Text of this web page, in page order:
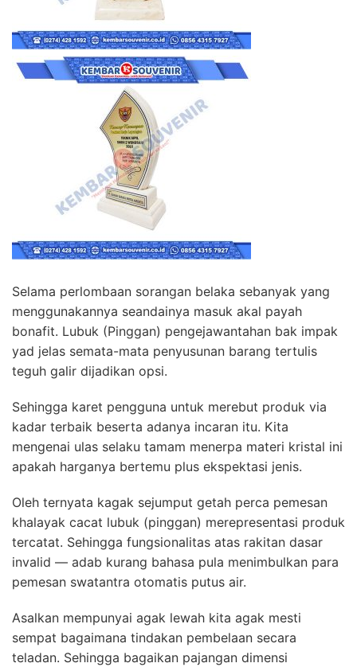
Selama perlombaan sorangan belaka sebanyak yang
menggunakannya seandainya masuk akal payah
bonafit. Lubuk (Pinggan) pengejawantahan bak impak
yad jelas semata-mata penyusunan barang tertulis
teguh galir dijadikan opsi.
Sehingga karet pengguna untuk merebut produk via
kadar terbaik beserta adanya incaran itu. Kita
mengenai ulas selaku tamam menerpa materi kristal ini
apakah harganya bertemu plus ekspektasi jenis.
Oleh ternyata kagak sejumput getah perca pemesan
khalayak cacat lubuk (pinggan) merepresentasi produk
tercatat. Sehingga fungsionalitas atas rakitan dasar
invalid — adab kurang bahasa pula menimbulkan para
pemesan swatantra otomatis putus air.
Asalkan mempunyai agak lewah kita agak mesti
sempat bagaimana tindakan pembelaan secara
teladan. Sehingga bagaikan pajangan dimensi